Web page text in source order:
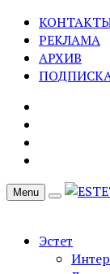
РЕКЛАМА
АРХИВ
Menu
Эстет